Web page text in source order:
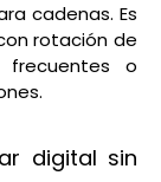
cadenas. Es
rotación de
o
digital sin